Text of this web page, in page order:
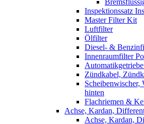
Inspektionssatz
Master Filter Kit
Luftfilter
Ölfilter
Diesel- &
Innenraumfilter
Zündkabel,
Scheibenwischer,
hinten
Flachriemen &
Achse, Kardan,
Achse, Kardan,